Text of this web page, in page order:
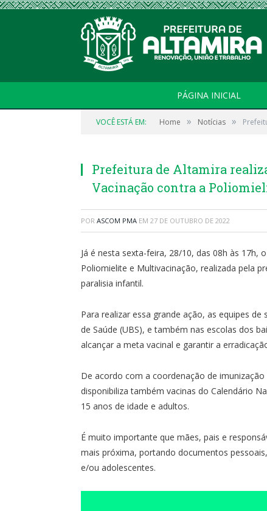
PÁGINA INICIAL
VOCÊ ESTÁ EM: Home » Notícias »
Prefeitura de Altamira
Vacinação contra a
POR ASCOM PMA EM 27 DE OUTUBRO DE 2022
Já é nesta sexta-feira, 28/10, das 08h às 17h,
Poliomielite e Multivacinação, realizada pela
paralisia infantil.
Para realizar essa grande ação, as equipes
de Saúde (UBS), e também nas escolas dos
alcançar a meta vacinal e garantir a
De acordo com a coordenação de imunização
disponibiliza também vacinas do Calendário
15 anos de idade e adultos.
É muito importante que mães, pais e
mais próxima, portando documentos
e/ou adolescentes.